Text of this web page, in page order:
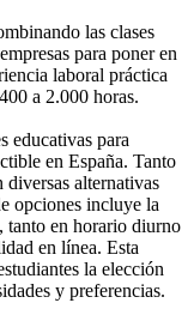
las clases
para poner en
laboral práctica
a 2.000 horas.
educativas para
en España. Tanto
alternativas
opciones incluye la
tanto en horario diurno
en línea. Esta
la elección
y preferencias.